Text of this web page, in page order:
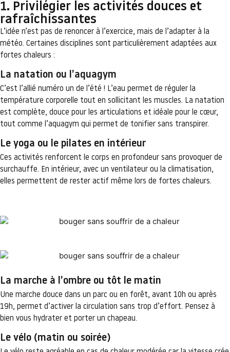
1. Privilégier les activités douces et
rafraîchissantes
L’idée n’est pas de renoncer à l’exercice, mais de l’adapter à la
météo. Certaines disciplines sont particulièrement adaptées aux
fortes chaleurs :
La natation ou l’aquagym
C’est l’allié numéro un de l’été ! L’eau permet de réguler la
température corporelle tout en sollicitant les muscles. La natation
est complète, douce pour les articulations et idéale pour le cœur,
tout comme l’aquagym qui permet de tonifier sans transpirer.
Le yoga ou le pilates en intérieur
Ces activités renforcent le corps en profondeur sans provoquer de
surchauffe. En intérieur, avec un ventilateur ou la climatisation,
elles permettent de rester actif même lors de fortes chaleurs.
La marche à l’ombre ou tôt le matin
Une marche douce dans un parc ou en forêt, avant 10h ou après
19h, permet d’activer la circulation sans trop d’effort. Pensez à
bien vous hydrater et porter un chapeau.
Le vélo (matin ou soirée)